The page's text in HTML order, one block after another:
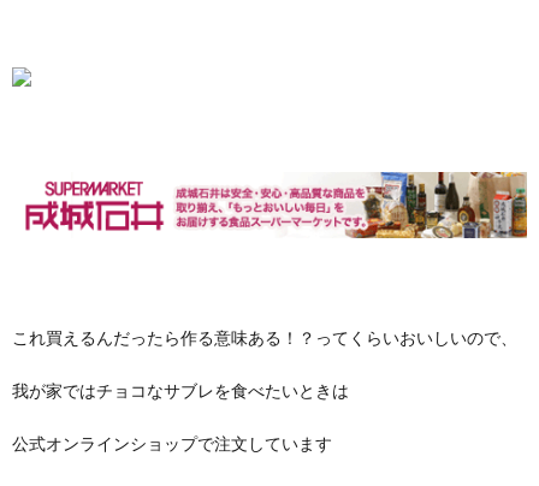
これ買えるんだったら作る意味ある！？ってくらいおいしいので、
我が家ではチョコなサブレを食べたいときは
公式オンラインショップで注文しています